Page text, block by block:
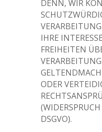
DENN, WIR
IHRE
FREIHEITEN
ODER
DSGVO).